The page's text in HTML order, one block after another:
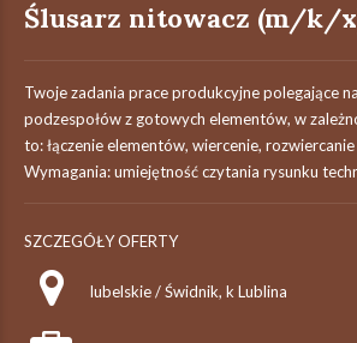
Ślusarz nitowacz (m/k/
Twoje zadania prace produkcyjne polegające
podzespołów z gotowych elementów, w
to: łączenie elementów, wiercenie,
Wymagania: umiejętność czytania rysunku
SZCZEGÓŁY OFERTY
lubelskie / Świdnik, k Lublina